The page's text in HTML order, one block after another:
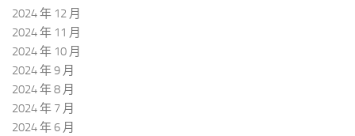
2024 年 12 月
2024 年 11 月
2024 年 10 月
2024 年 9 月
2024 年 8 月
2024 年 7 月
2024 年 6 月